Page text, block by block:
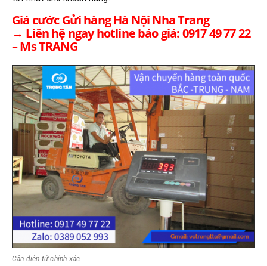
Giá cước Gửi hàng Hà Nội Nha Trang
→ Liên hệ ngay hotline báo giá: 0917 49 77 22
– Ms TRANG
Cân điện tử chính xác